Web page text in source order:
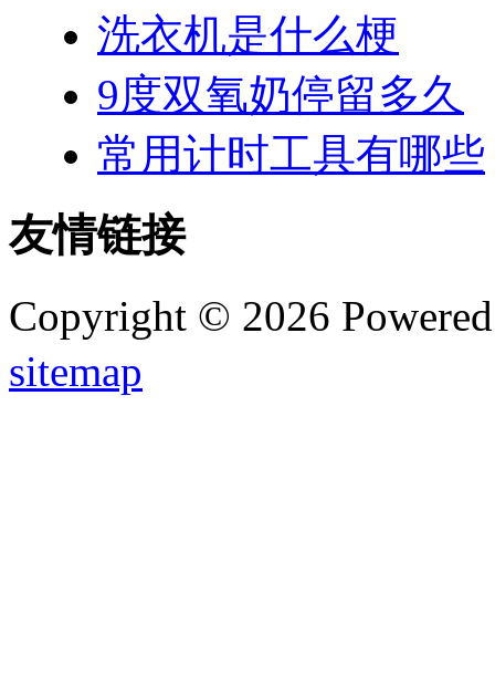
洗衣机是什么梗
9度双氧奶停留多久
常用计时工具有哪些
友情链接
Copyright © 2026
sitemap